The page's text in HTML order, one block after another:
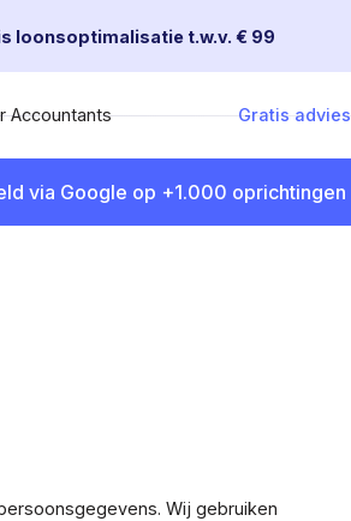
loonsoptimalisatie t.w.v. € 99
Accountants Gratis advies
via Google op +1.000 oprichtingen
Wij gebruiken